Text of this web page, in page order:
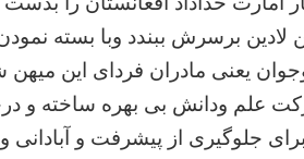
لادین برسرش ببندد وبا بسته
یعنی مادران فردای این میهن
علم ودانش بی بهره ساخته و
وبرای جلوگیری از پیشرفت و